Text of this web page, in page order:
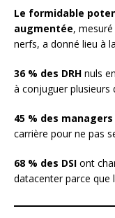
Le formidable
augmentée,
nerfs, a donné lieu à
36 % des DRH nuls
à conjuguer plusieurs
45 % des managers
carrière pour ne pas
68 % des DSI ont
datacenter parce que